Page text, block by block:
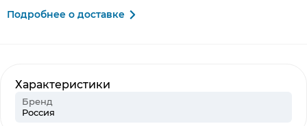
Характеристики
Бренд
Россия
Подробнее о доставке